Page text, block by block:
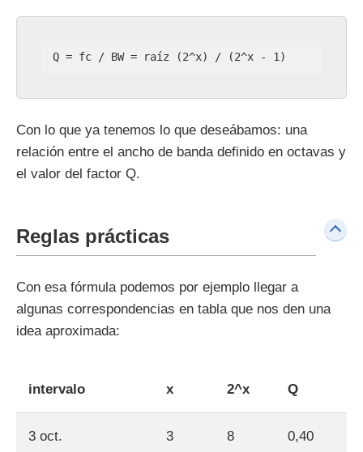
Q = fc / BW = raíz (2^x) / (2^x - 1)
Con lo que ya tenemos lo que deseábamos: una
relación entre el ancho de banda definido en octavas y
el valor del factor Q.
Reglas prácticas
Con esa fórmula podemos por ejemplo llegar a
algunas correspondencias en tabla que nos den una
idea aproximada:
intervalo x 2^x Q
3 oct. 3 8 0,40